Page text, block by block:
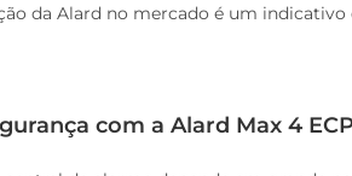
da Alard no mercado é um indicativo
com a Alard Max 4